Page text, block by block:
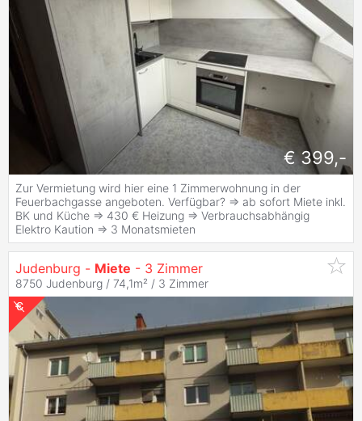
€ 399,-
Zur Vermietung wird hier eine 1 Zimmerwohnung in der
Feuerbachgasse angeboten. Verfügbar? => ab sofort Miete inkl.
BK und Küche => 430 € Heizung => Verbrauchsabhängig
Elektro Kaution => 3 Monatsmieten
Judenburg - Miete - 3 Zimmer
8750 Judenburg / 74,1m² / 3 Zimmer